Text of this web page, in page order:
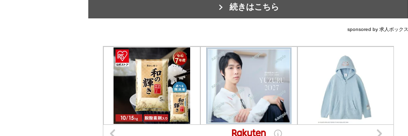
続きはこちら
sponsored by 求人ボックス